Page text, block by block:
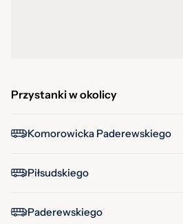
Przystanki w okolicy
Komorowicka Paderewskiego
Piłsudskiego
Paderewskiego